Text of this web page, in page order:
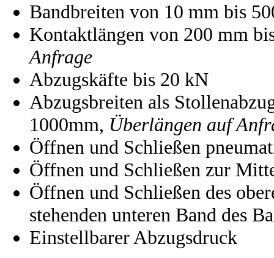
Bandbreiten von 10 mm bis
Kontaktlängen von 200 mm
Anfrage
Abzugskäfte bis 20 kN
Abzugsbreiten als
1000mm, Überlängen auf
Öffnen und Schließen
Öffnen und Schließen zur
Öffnen und Schließen des
stehenden unteren Band des
Einstellbarer Abzugsdruck